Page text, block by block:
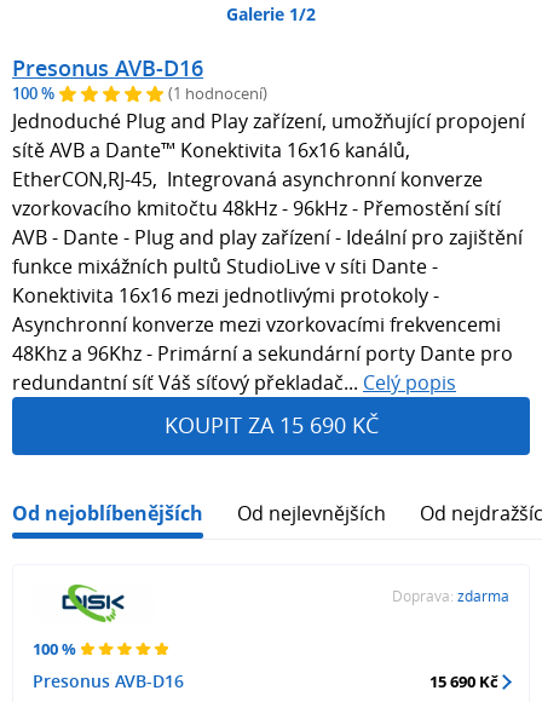
Galerie 1/2
Presonus AVB-D16
100 % (1 hodnocení)
Jednoduché Plug and Play zařízení, umožňující propojení
sítě AVB a Dante™ Konektivita 16x16 kanálů,
EtherCON,RJ-45, Integrovaná asynchronní konverze
vzorkovacího kmitočtu 48kHz - 96kHz - Přemostění sítí
AVB - Dante - Plug and play zařízení - Ideální pro zajištění
funkce mixážních pultů StudioLive v síti Dante -
Konektivita 16x16 mezi jednotlivými protokoly -
Asynchronní konverze mezi vzorkovacími frekvencemi
48Khz a 96Khz - Primární a sekundární porty Dante pro
redundantní síť Váš síťový překladač... Celý popis
KOUPIT ZA 15 690 KČ
Od nejoblíbenějších Od nejlevnějších Od
100 %
Presonus AVB-D16
Doprava: zdarma
15 690 Kč